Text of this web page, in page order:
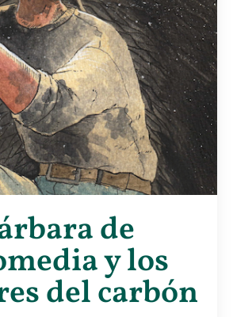
de
y los
del carbón